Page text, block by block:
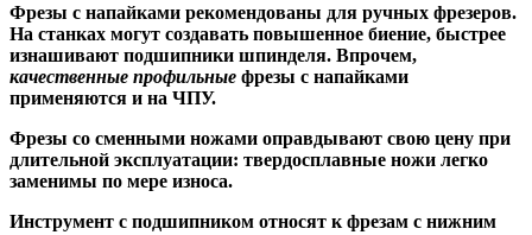
Фрезы с напайками рекомендованы для ручных фрезеров.
На станках могут создавать повышенное биение, быстрее
изнашивают подшипники шпинделя. Впрочем,
качественные профильные фрезы с напайками
применяются и на ЧПУ.
Фрезы со сменными ножами оправдывают свою цену при
длительной эксплуатации: твердосплавные ножи легко
заменимы по мере износа.
Инструмент с подшипником относят к фрезам с нижним